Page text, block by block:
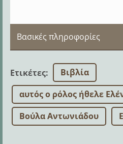
Βασικές πληροφορίες
Ετικέτες:
Βιβλία
αυτός ο ρόλος ήθελε
Βούλα Αντωνιάδου